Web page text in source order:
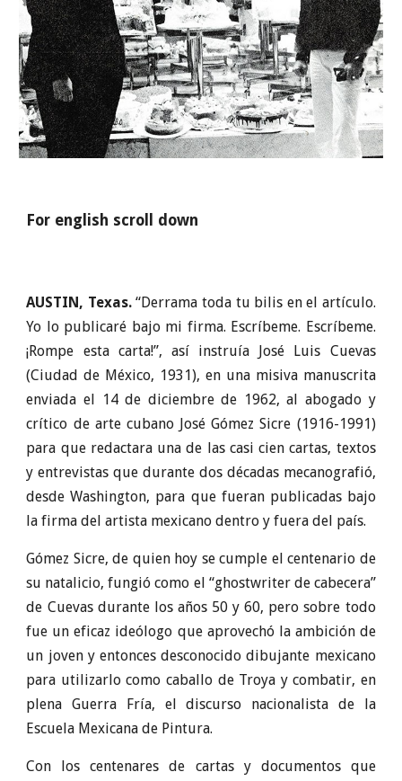
For english scroll down
AUSTIN, Texas.“Derrama toda tu bilis en el artículo.
Yo lo publicaré bajo mi firma. Escríbeme. Escríbeme.
¡Rompe esta carta!”, así instruía José Luis Cuevas
(Ciudad de México, 1931), en una misiva manuscrita
enviada el 14 de diciembre de 1962, al abogado y
crítico de arte cubano José Gómez Sicre (1916-1991)
para que redactara una de las casi cien cartas, textos
y entrevistas que durante dos décadas mecanografió,
desde Washington, para que fueran publicadas bajo
la firma del artista mexicano dentro y fuera del país.
Gómez Sicre, de quien hoy se cumple el centenario de
su natalicio, fungió como el “ghostwriter de cabecera”
de Cuevas durante los años 50 y 60, pero sobre todo
fue un eficaz ideólogo que aprovechó la ambición de
un joven y entonces desconocido dibujante mexicano
para utilizarlo como caballo de Troya y combatir, en
plena Guerra Fría, el discurso nacionalista de la
Escuela Mexicana de Pintura.
Con los centenares de cartas y documentos que